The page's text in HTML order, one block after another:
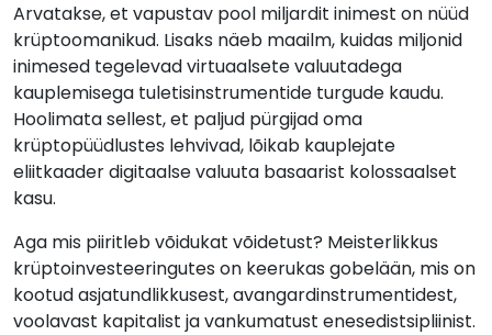
Arvatakse, et vapustav pool miljardit inimest on nüüd
krüptoomanikud. Lisaks näeb maailm, kuidas miljonid
inimesed tegelevad virtuaalsete valuutadega
kauplemisega tuletisinstrumentide turgude kaudu.
Hoolimata sellest, et paljud pürgijad oma
krüptopüüdlustes lehvivad, lõikab kauplejate
eliitkaader digitaalse valuuta basaarist kolossaalset
kasu.
Aga mis piiritleb võidukat võidetust? Meisterlikkus
krüptoinvesteeringutes on keerukas gobelään, mis on
kootud asjatundlikkusest, avangardinstrumentidest,
voolavast kapitalist ja vankumatust enesedistsipliinist.